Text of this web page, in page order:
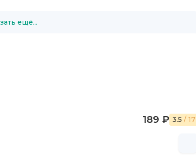
ещё...
189 ₽ 3.5 / 17